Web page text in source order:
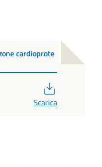
cardioprote
Scarica